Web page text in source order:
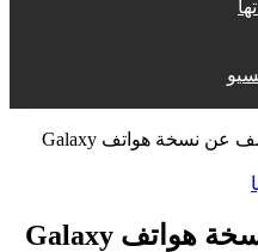
سامسونج تكشف عن نسخة هواتف Galaxy
سامسونج تكشف عن نسخة هواتف Galaxy